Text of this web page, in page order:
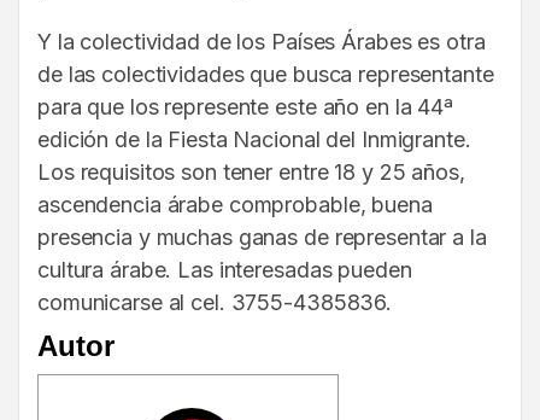
Y la colectividad de los Países Árabes es otra
de las colectividades que busca representante
para que los represente este año en la 44ª
edición de la Fiesta Nacional del Inmigrante.
Los requisitos son tener entre 18 y 25 años,
ascendencia árabe comprobable, buena
presencia y muchas ganas de representar a la
cultura árabe. Las interesadas pueden
comunicarse al cel. 3755-4385836.
Autor